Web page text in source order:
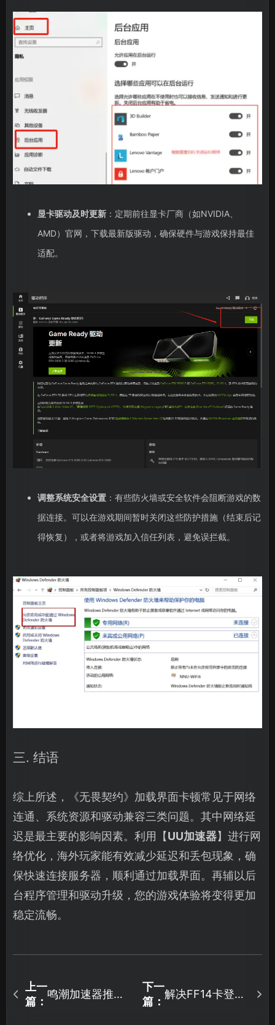
显卡驱动及时更新：定期前往显卡厂商（如NVIDIA、
AMD）官网，下载最新版驱动，确保硬件与游戏保持最佳
适配。
调整系统安全设置：有些防火墙或安全软件会阻断游戏的数
据连接。可以在游戏期间暂时关闭这些防护措施（结束后记
得恢复），或者将游戏加入信任列表，避免误拦截。
三. 结语
综上所述，《无畏契约》加载界面卡顿常见于网络
连通、系统资源和驱动兼容三类问题。其中网络延
迟是最主要的影响因素。利用【UU加速器】进行网
络优化，海外玩家能有效减少延迟和丢包现象，确
保快速连接服务器，顺利通过加载界面。再辅以后
台程序管理和驱动升级，您的游戏体验将变得更加
稳定流畅。
上一
篇：
鸣潮加速器推
下一
篇：
解决FF14卡登录